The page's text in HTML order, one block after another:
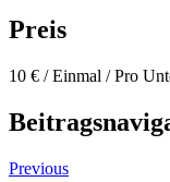
Preis
10 € / Einmal / Pro
Previous